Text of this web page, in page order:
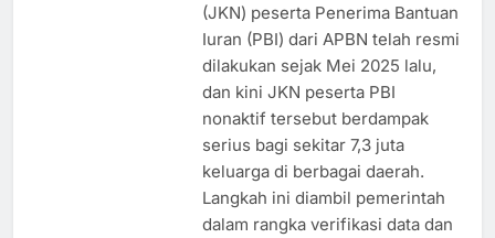
(JKN) peserta Penerima Bantuan
Iuran (PBI) dari APBN telah resmi
dilakukan sejak Mei 2025 lalu,
dan kini JKN peserta PBI
nonaktif tersebut berdampak
serius bagi sekitar 7,3 juta
keluarga di berbagai daerah.
Langkah ini diambil pemerintah
dalam rangka verifikasi data dan